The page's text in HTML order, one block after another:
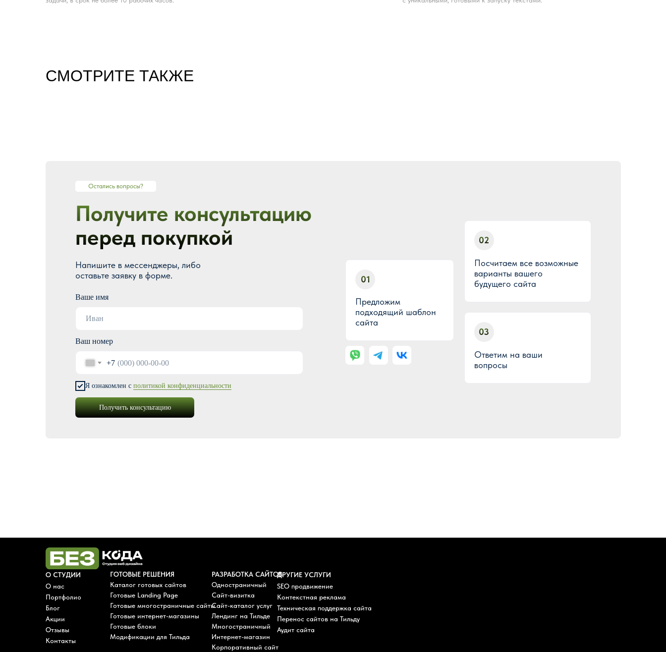
CМОТРИТЕ ТАКЖЕ
Получите консультацию
перед покупкой
Ваше имя
Ваш номер
+7
Я ознакомлен с политикой конфиденциальности
Получить консультацию
Напишите в мессенджеры, либо
оставьте заявку в форме.
Остались вопросы?
Предложим
подходящий шаблон
сайта
01
Посчитаем все возможные
варианты вашего
будущего сайта
02
Ответим на ваши
вопросы
03
О СТУДИИ
О нас
Портфолио
Блог
Акции
Отзывы
Контакты
ГОТОВЫЕ РЕШЕНИЯ
Каталог готовых сайтов
Готовые Landing Page
Готовые многостраничные сайты
Готовые интернет-магазины
Готовые блоки
Модификации для Тильда
РАЗРАБОТКА САЙТОВ
Одностраничный
Сайт-визитка
Сайт-каталог услуг
Лендинг на Тильде
Многостраничный
Интернет-магазин
Корпоративный сайт
ДРУГИЕ УСЛУГИ
SEO продвижение
Контекстная реклама
Техническая поддержка сайта
Перенос сайтов на Тильду
Аудит сайта